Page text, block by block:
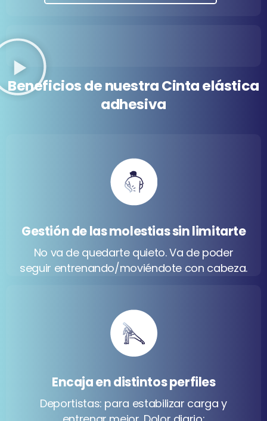
BeneficiosdenuestraCintaelástica
adhesiva
Gestión de las molestias sin limitarte
No va de quedarte quieto. Va de poder
seguir entrenando/moviéndote con cabeza.
Encaja en distintos perfiles
Deportistas: para estabilizar carga y